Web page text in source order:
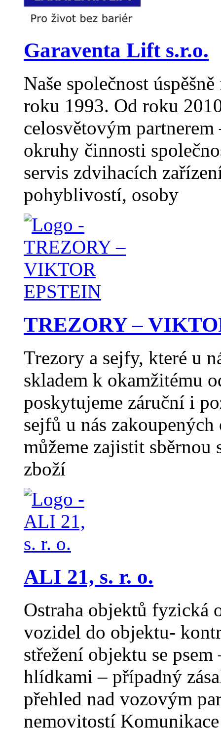
Garaventa Lift s.r.o.
Naše společnost
roku 1993. Od roku
celosvětovým
okruhy činnosti
servis zdvihacích
pohyblivostí, osoby
TREZORY –
Trezory a sejfy, které u
skladem k okamžitému
poskytujeme záruční i
sejfů u nás
můžeme zajistit
zboží
ALI 21, s. r. o.
Ostraha objektů fyzická
vozidel do objektu-
střežení objektu se
hlídkami – případný
přehled nad vozovým
nemovitostí